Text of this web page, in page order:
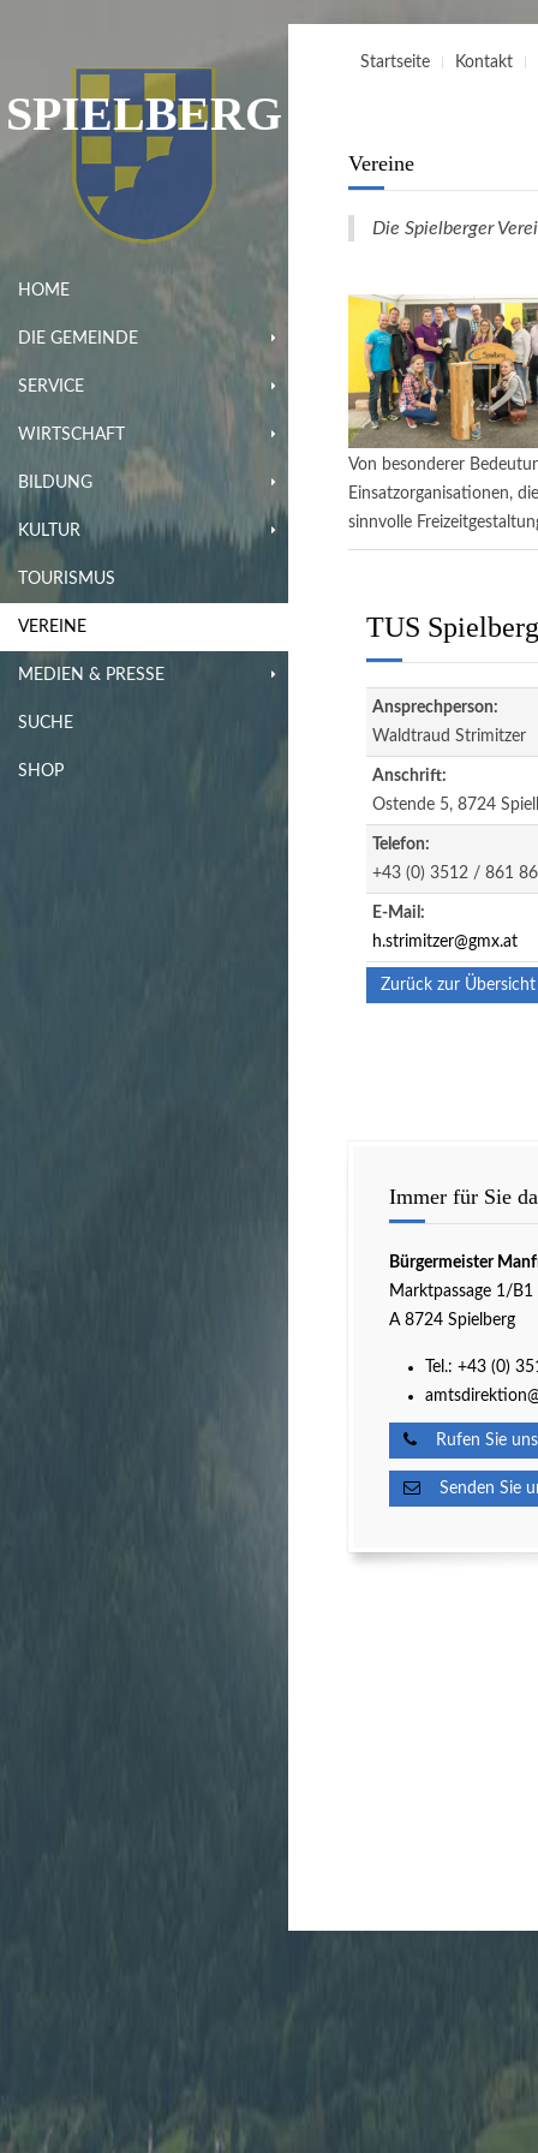
SPIELBERG
HOME
DIE GEMEINDE
SERVICE
WIRTSCHAFT
BILDUNG
KULTUR
TOURISMUS
VEREINE
MEDIEN & PRESSE
SUCHE
SHOP
Startseite Kontakt
Vereine
Die Spielberger
Von besonderer
Einsatzorganisationen,
sinnvolle
TUS
Ansprechperson:
Waldtraud Strimitzer
Anschrift:
Ostende 5, 8724
Telefon:
+43 (0) 3512 / 861 86
E-Mail:
h.strimitzer@gmx.at
Zurück zur Übersicht
Immer für Sie
Bürgermeister
Marktpassage 1/B1
A 8724 Spielberg
Tel.: +43 (0)
Rufen Sie
Senden Sie